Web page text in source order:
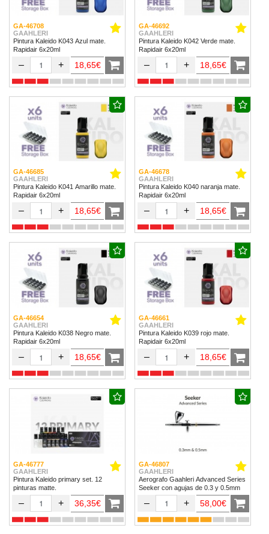
GA-46708
GAAHLERI
Pintura Kaleido K043 Azul mate.
Rapidair 6x20ml
– + 18,65€
GA-46692
GAAHLERI
Pintura Kaleido K042 Verde mate.
Rapidair 6x20ml
– + 18,65€
GA-46685
GAAHLERI
Pintura Kaleido K041 Amarillo mate.
Rapidair 6x20ml
– + 18,65€
GA-46678
GAAHLERI
Pintura Kaleido K040 naranja mate.
Rapidair 6x20ml
– + 18,65€
GA-46654
GAAHLERI
Pintura Kaleido K038 Negro mate.
Rapidair 6x20ml
– + 18,65€
GA-46661
GAAHLERI
Pintura Kaleido K039 rojo mate.
Rapidair 6x20ml
– + 18,65€
GA-46777
GAAHLERI
Pintura Kaleido primary set. 12
pinturas matte.
– + 36,35€
GA-46807
GAAHLERI
Aerografo Gaahleri Advanced Series
Seeker con agujas de 0.3 y 0.5mm
– + 58,00€